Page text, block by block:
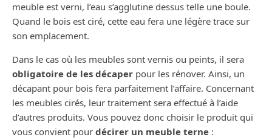
meuble est verni, l’eau s’agglutine dessus telle une boule.
Quand le bois est ciré, cette eau fera une légère trace sur
son emplacement.
Dans le cas où les meubles sont vernis ou peints, il sera
obligatoire de les décaper pour les rénover. Ainsi, un
décapant pour bois fera parfaitement l’affaire. Concernant
les meubles cirés, leur traitement sera effectué à l’aide
d’autres produits. Vous pouvez donc choisir le produit qui
vous convient pour décirer un meuble terne :